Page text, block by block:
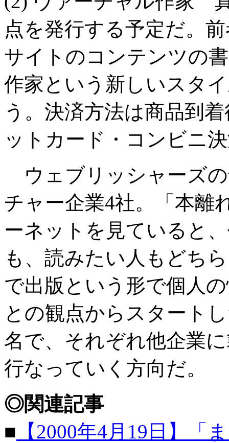
点を発行する予定だ。
サイトのコンテンツの
作家という新しいスタ
う。決済方法は商品到
ットカード・コンビニ
ウェブリッシャーズ
チャー企業4社。「本離
ーネットを見ていると
も、読みたい人もどち
で出版という形で個人
との観点からスタート
名で、それぞれ他企業
行なっていく方向だ。
◎関連記事
■ 【2000年4月19日】「